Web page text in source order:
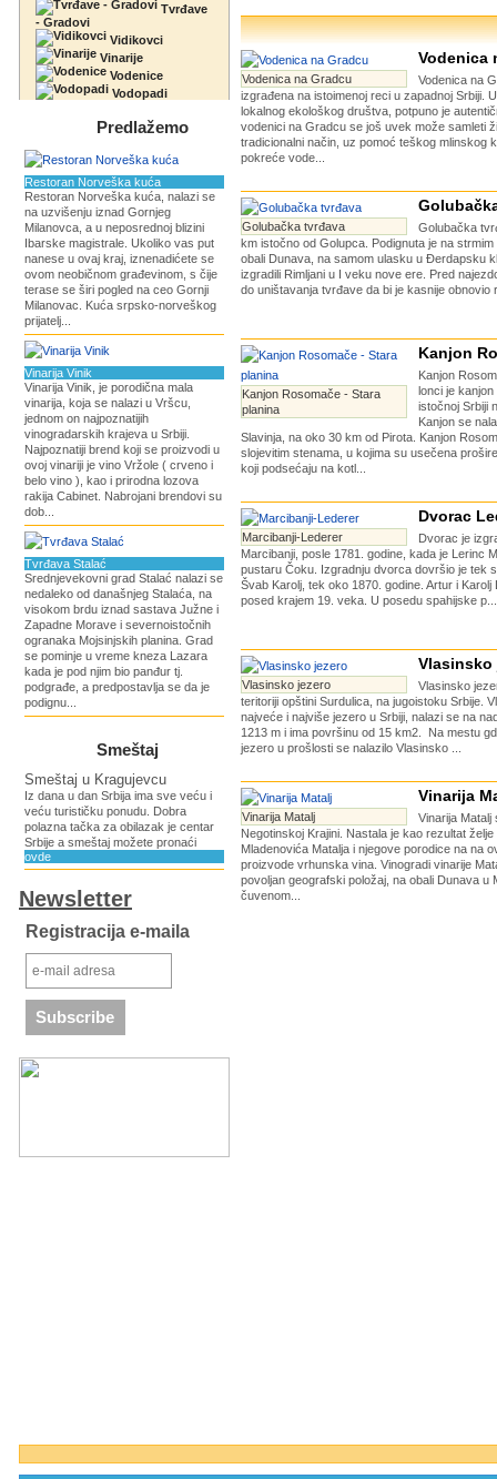
Tvrđave
- Gradovi
Vidikovci
Vinarije
Vodenice
Vodopadi
Predlažemo
Restoran Norveška kuća
Restoran Norveška kuća, nalazi se
na uzvišenju iznad Gornjeg
Milanovca, a u neposrednoj blizini
Ibarske magistrale. Ukoliko vas put
nanese u ovaj kraj, iznenadićete se
ovom neobičnom građevinom, s čije
terase se širi pogled na ceo Gornji
Milanovac. Kuća srpsko-norveškog
prijatelj...
Vinarija Vinik
Vinarija Vinik, je porodična mala
vinarija, koja se nalazi u Vršcu,
jednom on najpoznatijih
vinogradarskih krajeva u Srbiji.
Najpoznatiji brend koji se proizvodi u
ovoj vinariji je vino Vržole ( crveno i
belo vino ), kao i prirodna lozova
rakija Cabinet. Nabrojani brendovi su
dob...
Tvrđava Stalać
Srednjevekovni grad Stalać nalazi se
nedaleko od današnjeg Stalaća, na
visokom brdu iznad sastava Južne i
Zapadne Morave i severnoistočnih
ogranaka Mojsinjskih planina. Grad
se pominje u vreme kneza Lazara
kada je pod njim bio panđur tj.
podgrađe, a predpostavlja se da je
podignu...
Smeštaj
Smeštaj u Kragujevcu
Iz dana u dan Srbija ima sve veću i
veću turističku ponudu. Dobra
polazna tačka za obilazak je centar
Srbije a smeštaj možete pronaći
ovde
Newsletter
Registracija e-maila
Vodenica na Gradcu
Vodenica
Vodenica na
izgrađena na istoimenoj reci u zapadnoj Srbiji.
lokalnog ekološkog društva, potpuno je
vodenici na Gradcu se još uvek može samleti
tradicionalni način, uz pomoć teškog mlinskog
pokreće vode...
Golubačka tvrđava
Golubačka
km istočno od Golupca. Podignuta je na strmim
obali Dunava, na samom ulasku u Đerdapsku
izgradili Rimljani u I veku nove ere. Pred
do uništavanja tvrđave da bi je kasnije obnovio
Kanjon Rosomače - Stara
planina
Kanjon
Kanjon
lonci je
istočnoj Srbiji
Kanjon se
Slavinja, na oko 30 km od Pirota. Kanjon
slojevitim stenama, u kojima su usečena
koji podsećaju na kotl...
Marcibanji-Lederer
Dvorac
Dvorac je
Marcibanji, posle 1781. godine, kada je Lerinc
pustaru Čoku. Izgradnju dvorca dovršio je tek
Švab Karolj, tek oko 1870. godine. Artur i Karolj
posed krajem 19. veka. U posedu spahijske p...
Vlasinsko jezero
Vlasinsko
Vlasinsko
teritoriji opštini Surdulica, na jugoistoku Srbije.
najveće i najviše jezero u Srbiji, nalazi se na
1213 m i ima površinu od 15 km2. Na mestu
jezero u prošlosti se nalazilo Vlasinsko ...
Vinarija Matalj
Vinarija
Vinarija Matalj
Negotinskoj Krajini. Nastala je kao rezultat
Mladenovića Matalja i njegove porodice na na
proizvode vrhunska vina. Vinogradi vinarije
povoljan geografski položaj, na obali Dunava u
čuvenom...